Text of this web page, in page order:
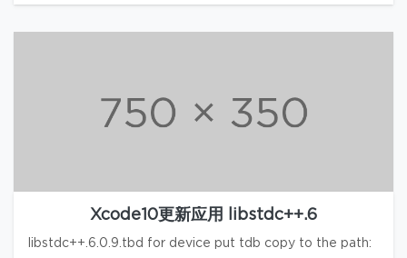
Xcode10更新应用 libstdc++.6
libstdc++.6.0.9.tbd for device put tdb copy to the path: